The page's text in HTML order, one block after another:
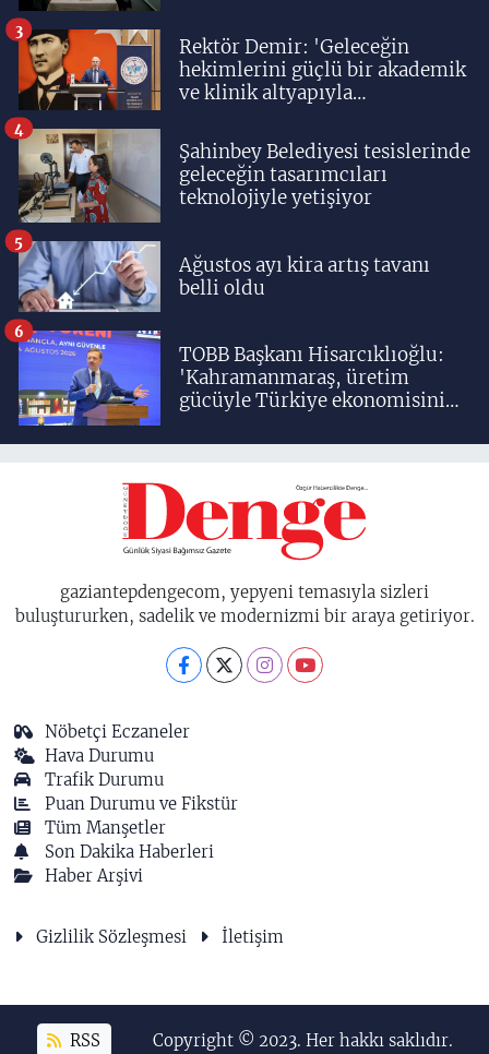
Rektör Demir: 'Geleceğin
hekimlerini güçlü bir akademik
ve klinik altyapıyla
3
Şahinbey Belediyesi tesislerinde
geleceğin tasarımcıları
teknolojiyle yetişiyor
4
Ağustos ayı kira artış tavanı
belli oldu
5
TOBB Başkanı Hisarcıklıoğlu:
'Kahramanmaraş, üretim
gücüyle Türkiye ekonomisinin
birisidir'
6
gaziantepdengecom, yepyeni temasıyla sizleri
buluştururken, sadelik ve modernizmi bir araya getiriyor.
Nöbetçi Eczaneler
Hava Durumu
Trafik Durumu
Puan Durumu ve Fikstür
Tüm Manşetler
Son Dakika Haberleri
Haber Arşivi
Gizlilik Sözleşmesi İletişim
RSS Copyright © 2023. Her hakkı saklıdır.